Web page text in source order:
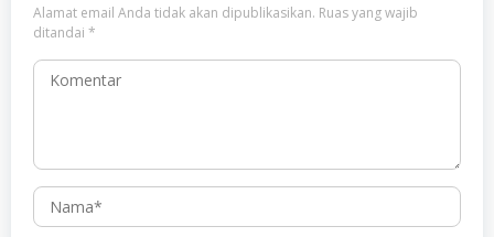
Alamat email Anda tidak akan dipublikasikan. Ruas yang wajib
ditandai *